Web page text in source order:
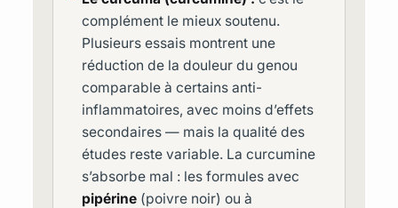
complément le mieux soutenu.
Plusieurs essais montrent une
réduction de la douleur du genou
comparable à certains anti-
inflammatoires, avec moins d’effets
secondaires — mais la qualité des
études reste variable. La curcumine
s’absorbe mal : les formules avec
pipérine (poivre noir) ou à